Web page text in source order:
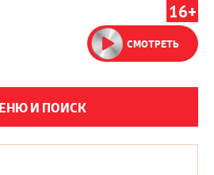
16+
СМОТРЕТЬ
И ПОИСК